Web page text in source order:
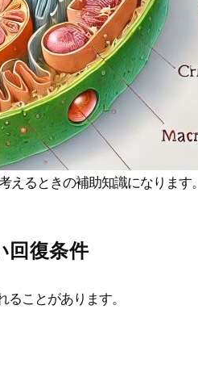
るときの補助知識になります。
回復条件
ことがあります。